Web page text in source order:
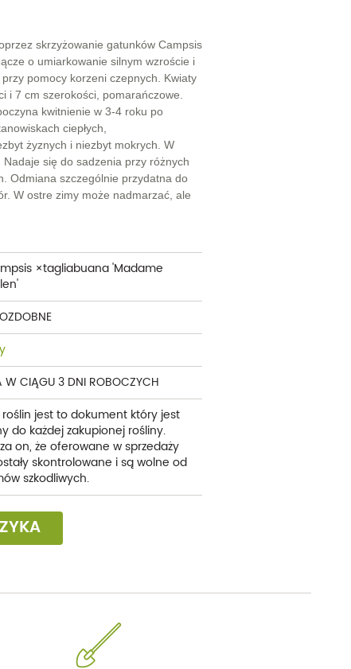
- Clematisy
i tawułki
skrzyżowanie gatunków Campsis
o umiarkowanie silnym wzroście i
pomocy korzeni czepnych. Kwiaty
i 7 cm szerokości, pomarańczowe.
kwitnienie w 3-4 roku po
ciepłych,
żyznych i niezbyt mokrych. W
Nadaje się do sadzenia przy różnych
Odmiana szczególnie przydatna do
W ostre zimy może nadmarzać, ale
×tagliabuana 'Madame
W CIĄGU 3 DNI ROBOCZYCH
roślin jest to dokument który jest
do każdej zakupionej rośliny.
on, że oferowane w sprzedaży
skontrolowane i są wolne od
szkodliwych.